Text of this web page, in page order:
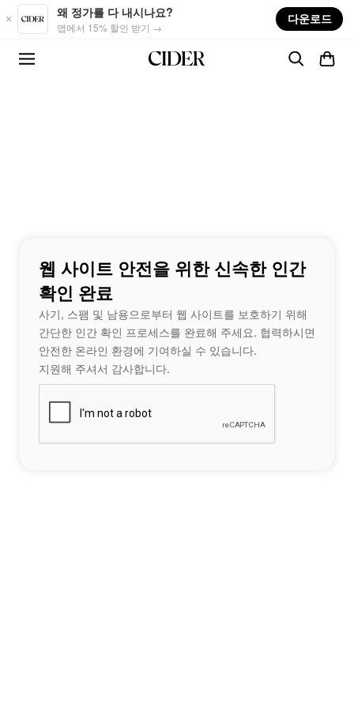
Skip to main content
왜 정가를 다 내시나요?
앱에서 15% 할인 받기 →
다운로드
웹 사이트 안전을 위한 신속한 인간
확인 완료
사기, 스팸 및 남용으로부터 웹 사이트를 보호하기 위해
간단한 인간 확인 프로세스를 완료해 주세요. 협력하시면
안전한 온라인 환경에 기여하실 수 있습니다.
지원해 주셔서 감사합니다.